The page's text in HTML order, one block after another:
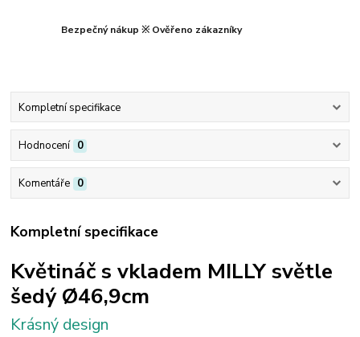
Bezpečný nákup ※ Ověřeno zákazníky
Kompletní specifikace
Hodnocení 0
Komentáře 0
Kompletní specifikace
Květináč s vkladem MILLY světle
šedý Ø46,9cm
Krásný design